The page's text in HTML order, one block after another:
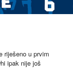
riješeno u prvim
ipak nije još